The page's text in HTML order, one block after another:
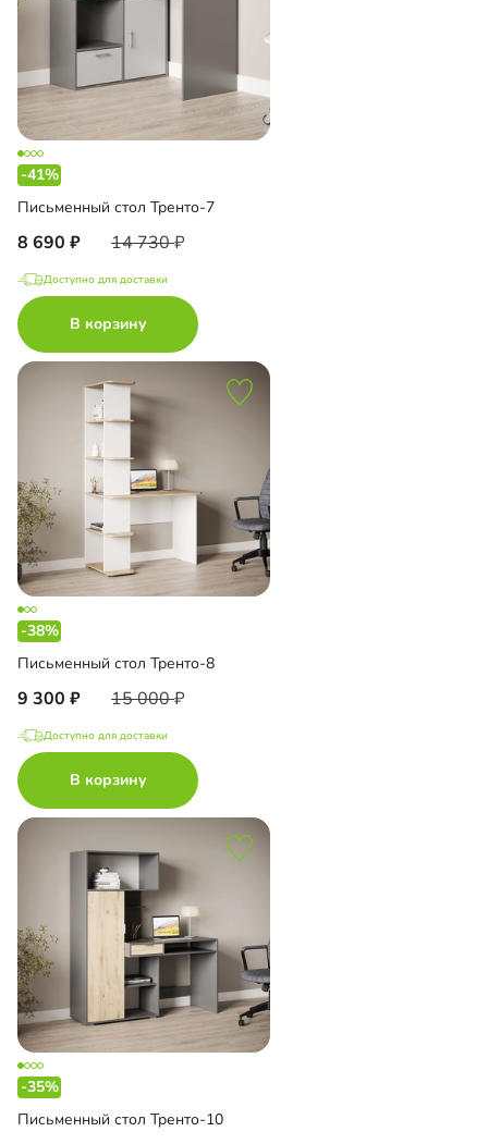
-41%
Письменный стол Тренто-7
8 690 14 730
Доступно для доставки
В корзину
-38%
Письменный стол Тренто-8
9 300 15 000
Доступно для доставки
В корзину
-35%
Письменный стол Тренто-10